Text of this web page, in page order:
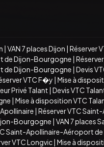
| VAN 7 places Dijon | Réserver
de Dijon-Bourgogne |
de Dijon-Bourgogne | Devis
VTC F�y | Mise à
Privé Talant | Devis VTC
| Mise à disposition VTC
| Réserver VTC
Bourgogne | VAN 7 places
Saint-Apollinaire-Aéroport
VTC Longvic| Mise à